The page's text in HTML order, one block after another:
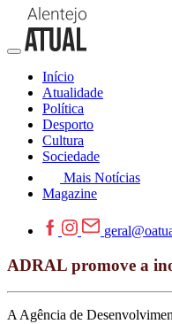
Início
Atualidade
Política
Desporto
Cultura
Sociedade
Mais Notícias
Magazine
ADRAL promove a
A Agência de